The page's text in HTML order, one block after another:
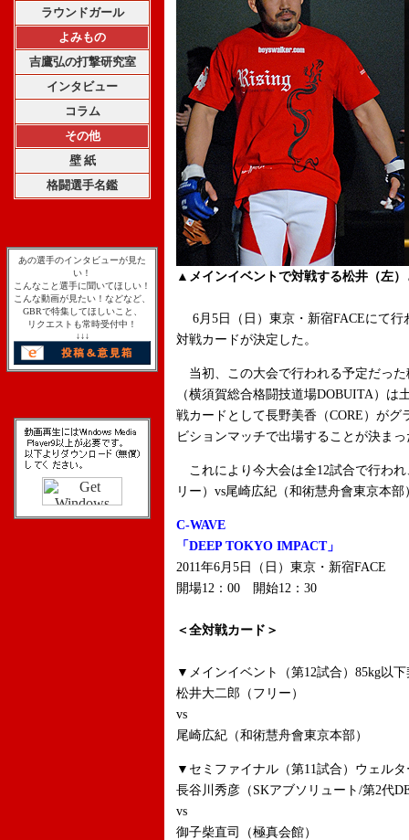
ラウンドガール
よみもの
吉鷹弘の打撃研究室
インタビュー
コラム
その他
壁 紙
格闘選手名鑑
あの選手のインタビューが見た
い！
こんなこと選手に聞いてほしい！
こんな動画が見たい！などなど、
GBRで特集してほしいこと、
リクエストも常時受付中！
↓↓↓
▲メインイベントで対戦する松井（左
6月5日（日）東京・新宿FACEにて行
対戦カードが決定した。
当初、この大会で行われる予定だっ
（横須賀総合格闘技道場DOBUITA）
戦カードとして長野美香（CORE）が
ビションマッチで出場することが決まっ
これにより今大会は全12試合で行わ
リー）vs尾崎広紀（和術慧舟會東京本
C-WAVE
「DEEP TOKYO IMPACT」
2011年6月5日（日）東京・新宿FACE
開場12：00 開始12：30
＜全対戦カード＞
▼メインイベント（第12試合）85kg以
松井大二郎（フリー）
vs
尾崎広紀（和術慧舟會東京本部）
▼セミファイナル（第11試合）ウェル
長谷川秀彦（SKアブソリュート/第2代
vs
御子柴直司（極真会館）